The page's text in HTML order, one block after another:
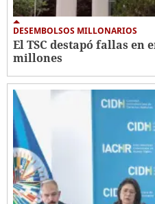
DESEMBOLSOS MILLONARIOS
El TSC destapó fallas en
millones